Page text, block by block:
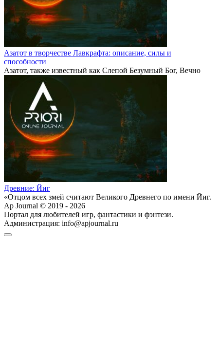
Азатот в творчестве Лавкрафта: описание, силы и
способности
Азатот, также известный как Слепой Безумный Бог, Вечно
Древние: Йиг
«Отцом всех змей считают Великого Древнего по имени Йиг.
Ap Journal © 2019 - 2026
Портал для любителей игр, фантастики и фэнтези.
Администрация: info@apjournal.ru